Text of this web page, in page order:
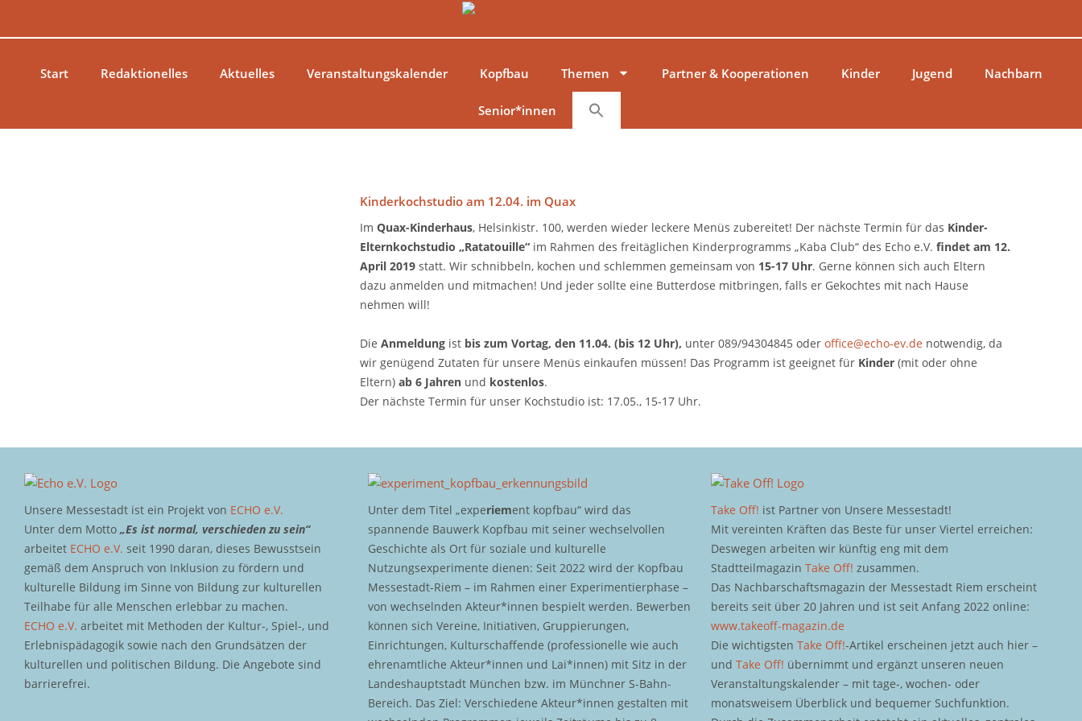
Start
Redaktionelles Aktuelles Veranstaltungskalender Kopfbau Themen Partner & Kooperationen Kinder Jugend Nachbarn
Senior*innen
Kinderkochstudio am 12.04. im Quax
Im Quax-Kinderhaus, Helsinkistr. 100, werden wieder leckere Menüs zubereitet! Der nächste Termin für das Kinder-
Elternkochstudio „Ratatouille“im Rahmen des freitäglichen Kinderprogramms „Kaba Club“ des Echo e.V. findet am 12.
April 2019statt. Wir schnibbeln, kochen und schlemmen gemeinsam von 15-17 Uhr. Gerne können sich auch Eltern
dazu anmelden und mitmachen! Und jeder sollte eine Butterdose mitbringen, falls er Gekochtes mit nach Hause
nehmen will!
Die Anmeldungistbis zum Vortag, den 11.04. (bis 12 Uhr), unter 089/94304845 oder office@echo-ev.de notwendig, da
wir genügend Zutaten für unsere Menüs einkaufen müssen! Das Programm ist geeignet für Kinder (mit oder ohne
Eltern)ab 6 Jahrenund kostenlos.
Der nächste Termin für unser Kochstudio ist: 17.05., 15-17 Uhr.
Unsere Messestadt ist ein Projekt von ECHO e.V.
Unter dem Motto „Es ist normal, verschieden zu sein“
arbeitet ECHO e.V. seit 1990 daran, dieses Bewusstsein
gemäß dem Anspruch von Inklusion zu fördern und
kulturelle Bildung im Sinne von Bildung zur kulturellen
Teilhabe für alle Menschen erlebbar zu machen.
ECHO e.V. arbeitet mit Methoden der Kultur-, Spiel-, und
Erlebnispädagogik sowie nach den Grundsätzen der
kulturellen und politischen Bildung. Die Angebote sind
barrierefrei.
Unter dem Titel „experiement kopfbau“ wird das
spannende Bauwerk Kopfbau mit seiner wechselvollen
Geschichte als Ort für soziale und kulturelle
Nutzungsexperimente dienen: Seit 2022 wird der Kopfbau
Messestadt-Riem – im Rahmen einer Experimentierphase –
von wechselnden Akteur*innen bespielt werden. Bewerben
können sich Vereine, Initiativen, Gruppierungen,
Einrichtungen, Kulturschaffende (professionelle wie auch
ehrenamtliche Akteur*innen und Lai*innen) mit Sitz in der
Landeshauptstadt München bzw. im Münchner S-Bahn-
Bereich. Das Ziel: Verschiedene Akteur*innen gestalten mit
Take Off! ist Partner von Unsere Messestadt!
Mit vereinten Kräften das Beste für unser Viertel erreichen:
Deswegen arbeiten wir künftig eng mit dem
StadtteilmagazinTake Off! zusammen.
Das Nachbarschaftsmagazin der Messestadt Riem erscheint
bereits seit über 20 Jahren und ist seit Anfang 2022 online:
www.takeoff-magazin.de
Die wichtigstenTake Off!-Artikel erscheinen jetzt auch hier –
undTake Off! übernimmt und ergänzt unseren neuen
Veranstaltungskalender – mit tage-, wochen- oder
monatsweisem Überblick und bequemer Suchfunktion.